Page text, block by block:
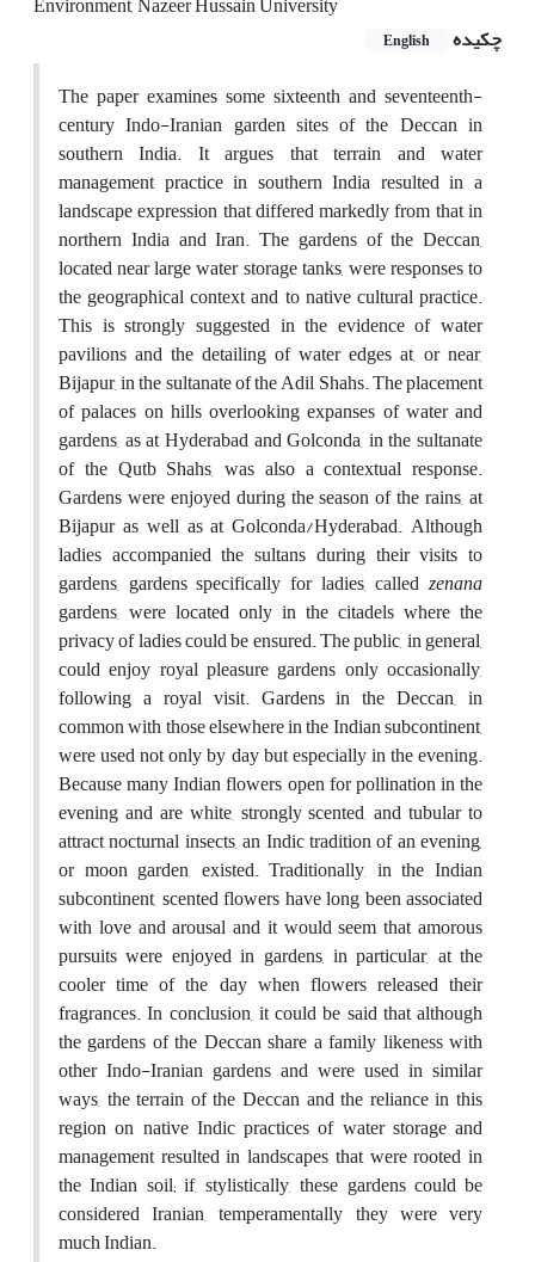
چکیده
English
The paper examines some sixteenth and seventeenth-
century Indo-Iranian garden sites of the Deccan in
southern India. It argues that terrain and water
management practice in southern India resulted in a
landscape expression that differed markedly from that in
northern India and Iran. The gardens of the Deccan,
located near large water storage tanks, were responses to
the geographical context and to native cultural practice.
This is strongly suggested in the evidence of water
pavilions and the detailing of water edges at, or near,
Bijapur, in the sultanate of the Adil Shahs. The placement
of palaces on hills overlooking expanses of water and
gardens, as at Hyderabad and Golconda, in the sultanate
of the Qutb Shahs, was also a contextual response.
Gardens were enjoyed during the season of the rains, at
Bijapur as well as at Golconda/Hyderabad. Although
ladies accompanied the sultans during their visits to
gardens, gardens specifically for ladies, called zenana
gardens, were located only in the citadels where the
privacy of ladies could be ensured. The public, in general,
could enjoy royal pleasure gardens only occasionally,
following a royal visit. Gardens in the Deccan, in
common with those elsewhere in the Indian subcontinent,
were used not only by day but especially in the evening.
Because many Indian flowers open for pollination in the
evening and are white, strongly scented, and tubular to
attract nocturnal insects, an Indic tradition of an evening,
or moon garden, existed. Traditionally, in the Indian
subcontinent, scented flowers have long been associated
with love and arousal and it would seem that amorous
pursuits were enjoyed in gardens, in particular, at the
cooler time of the day when flowers released their
fragrances. In conclusion, it could be said that although
the gardens of the Deccan share a family likeness with
other Indo-Iranian gardens and were used in similar
ways, the terrain of the Deccan and the reliance in this
region on native Indic practices of water storage and
management resulted in landscapes that were rooted in
the Indian soil; if, stylistically, these gardens could be
considered Iranian, temperamentally they were very
much Indian.